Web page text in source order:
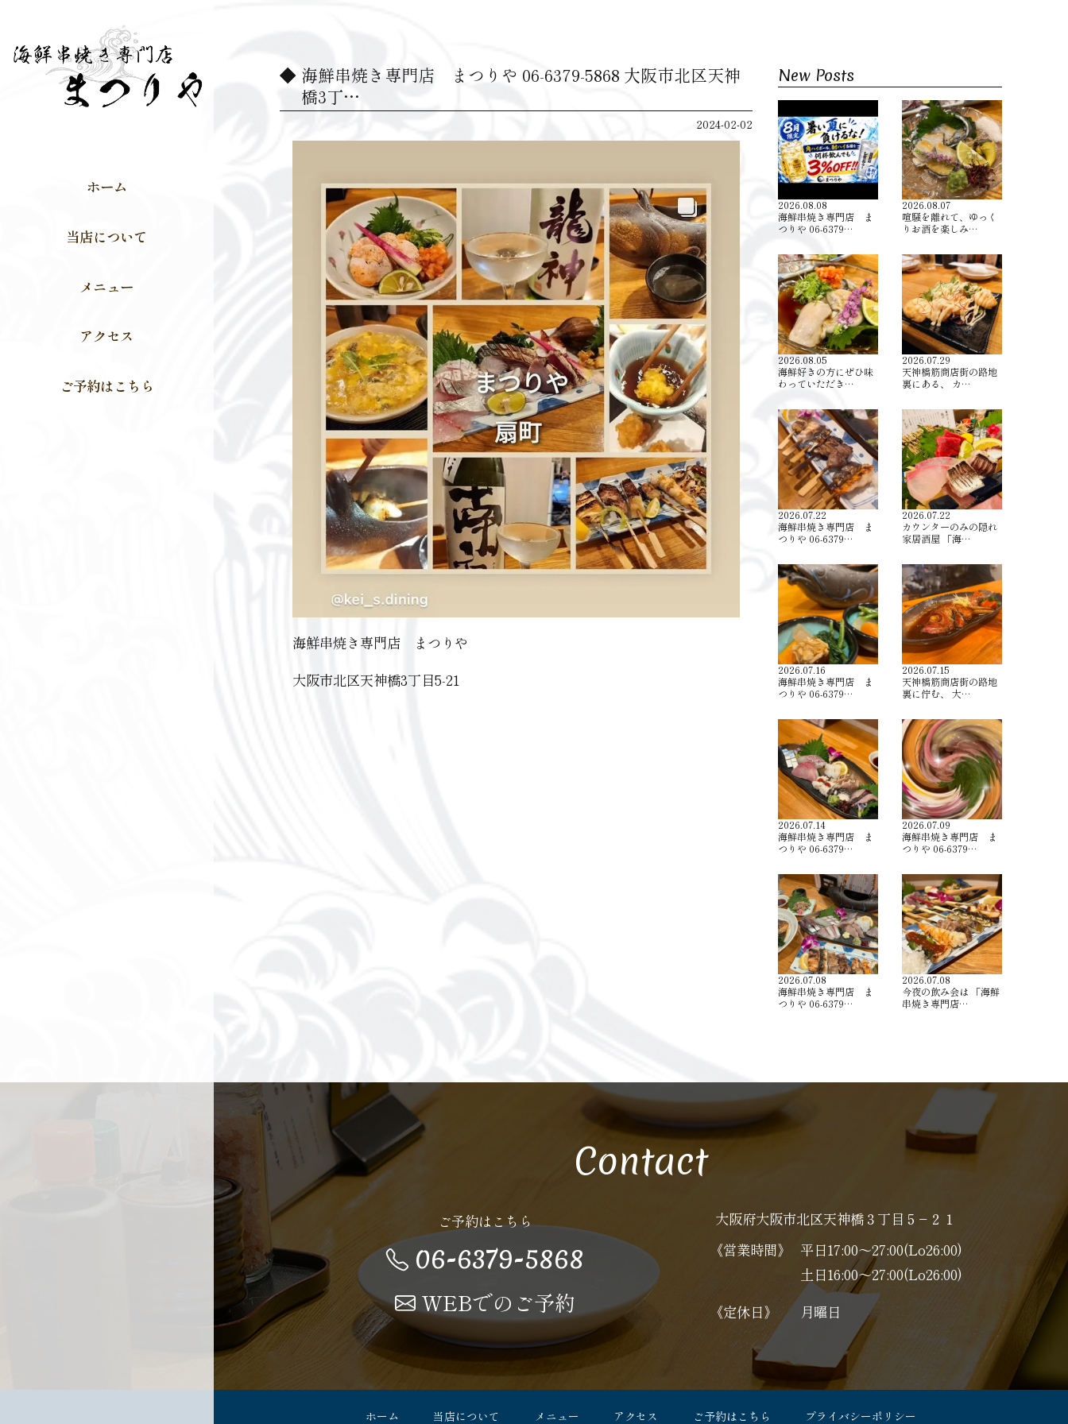
ホーム
当店について
メニュー
アクセス
ご予約はこちら
海鮮串焼き専門店 まつりや 06-6379-5868 大阪市北区天神
橋3丁…
2024-02-02
海鮮串焼き専門店 まつりや
大阪市北区天神橋3丁目5-21
New Posts
2026.08.08
海鮮串焼き専門店 ま
つりや 06-6379…
2026.08.07
喧騒を離れて、ゆっく
りお酒を楽しみ…
2026.08.05
海鮮好きの方にぜひ味
わっていただき…
2026.07.29
天神橋筋商店街の路地
裏にある、 カ…
2026.07.22
海鮮串焼き専門店 ま
つりや 06-6379…
2026.07.22
カウンターのみの隠れ
家居酒屋 「海…
2026.07.16
海鮮串焼き専門店 ま
つりや 06-6379…
2026.07.15
天神橋筋商店街の路地
裏に佇む、 大…
2026.07.14
海鮮串焼き専門店 ま
つりや 06-6379…
2026.07.09
海鮮串焼き専門店 ま
つりや 06-6379…
2026.07.08
海鮮串焼き専門店 ま
つりや 06-6379…
2026.07.08
今夜の飲み会は 「海鮮
串焼き専門店…
Contact
ご予約はこちら
06-6379-5868
WEBでのご予約
大阪府大阪市北区天神橋３丁目５−２１
《営業時間》
平日17:00～27:00(Lo26:00)
土日16:00～27:00(Lo26:00)
《定休日》
月曜日
ホーム 当店について メニュー アクセス ご予約はこちら プライバシーポリシー